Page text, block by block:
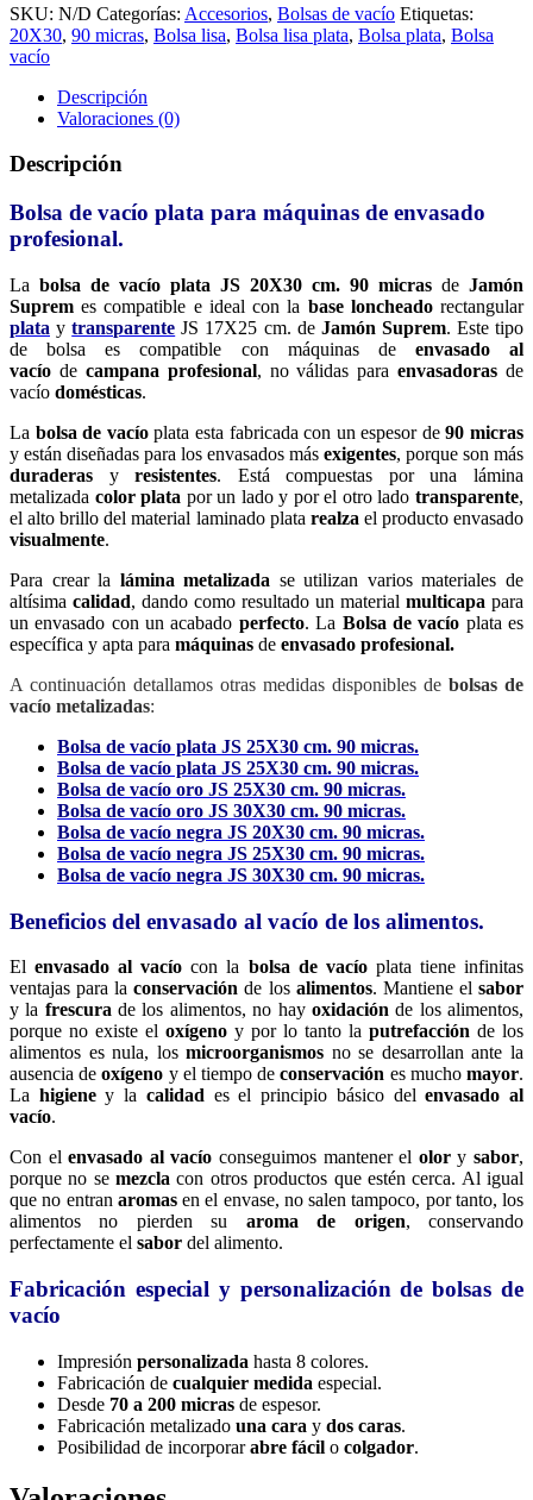
cm.
90
micras
SKU: N/D Categorías: Accesorios, Bolsas de vacío Etiquetas:
20X30, 90 micras, Bolsa lisa, Bolsa lisa plata, Bolsa plata, Bolsa
vacío
Descripción
Valoraciones (0)
Descripción
Bolsa de vacío plata para máquinas de envasado
profesional.
La bolsa de vacío plata JS 20X30 cm. 90 micras de Jamón
Suprem es compatible e ideal con la base loncheadorectangular
plata ytransparente JS 17X25 cm. de Jamón Suprem. Este tipo
de bolsa es compatible con máquinas de envasado al
vacío de campana profesional, no válidas paraenvasadoras de
vacío domésticas.
La bolsa de vacíoplata esta fabricada con un espesor de90 micras
y están diseñadas para los envasados más exigentes, porque son más
duraderas yresistentes. Está compuestas por una lámina
metalizada color plata por un lado y por el otro ladotransparente,
el alto brillo del material laminado plata realza el producto envasado
visualmente.
Para crear la lámina metalizada se utilizan varios materiales de
altísima calidad, dando como resultado un material multicapa para
un envasado con un acabado perfecto. La Bolsa de vacío plata es
específica y apta para máquinas de envasado profesional.
A continuación detallamos otras medidas disponibles de bolsas de
vacío metalizadas:
Bolsa de vacío plata JS 25X30 cm. 90 micras.
Bolsa de vacío plata JS 25X30 cm. 90 micras.
Bolsa de vacío oro JS 25X30 cm. 90 micras.
Bolsa de vacío oro JS 30X30 cm. 90 micras.
Bolsa de vacío negra JS 20X30 cm. 90 micras.
Bolsa de vacío negra JS 25X30 cm. 90 micras.
Bolsa de vacío negra JS 30X30 cm. 90 micras.
Beneficios del envasado al vacío de los alimentos.
Elenvasado al vacío con la bolsa de vacíoplata tiene infinitas
ventajas para laconservación de los alimentos. Mantiene elsabor
y la frescura de los alimentos, no hay oxidación de los alimentos,
porque no existe el oxígeno y por lo tanto la putrefacción de los
alimentos es nula, losmicroorganismos no se desarrollan ante la
ausencia deoxígeno y el tiempo deconservación es muchomayor.
La higieney la calidad es el principio básico delenvasado al
vacío.
Con elenvasado al vacío conseguimos mantener el olorysabor,
porque no semezcla con otros productos que estén cerca. Al igual
que no entran aromasen el envase, no salen tampoco, por tanto, los
alimentos no pierden su aroma de origen, conservando
perfectamente el sabor del alimento.
Fabricación especial y personalización de bolsas de
vacío
Impresión personalizada hasta 8 colores.
Fabricación de cualquier medida especial.
Desde 70 a 200 micras de espesor.
Fabricación metalizado una cara y dos caras.
Posibilidad de incorporarabre fácil o colgador.